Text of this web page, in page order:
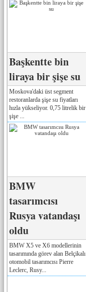
Başkentte bin
liraya bir şişe su
Moskova'daki üst segment
restoranlarda şişe su fiyatları
hızla yükseliyor. 0,75 litrelik bir
şişe ...
BMW
tasarımcısı
Rusya vatandaşı
oldu
BMW X5 ve X6 modellerinin
tasarımında görev alan Belçikalı
otomobil tasarımcısı Pierre
Leclerc, Rusy...